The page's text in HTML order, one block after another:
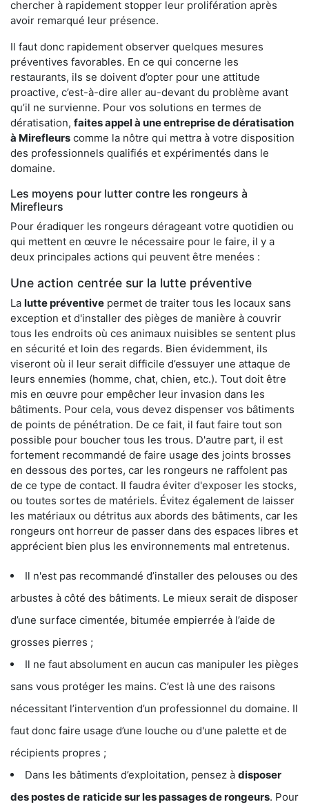
chercher à rapidement stopper leur prolifération après
avoir remarqué leur présence.
Il faut donc rapidement observer quelques mesures
préventives favorables. En ce qui concerne les
restaurants, ils se doivent d’opter pour une attitude
proactive, c’est-à-dire aller au-devant du problème avant
qu’il ne survienne. Pour vos solutions en termes de
dératisation, faites appel à une entreprise de dératisation
à Mirefleurs comme la nôtre qui mettra à votre disposition
des professionnels qualifiés et expérimentés dans le
domaine.
Les moyens pour lutter contre les rongeurs à
Mirefleurs
Pour éradiquer les rongeurs dérageant votre quotidien ou
qui mettent en œuvre le nécessaire pour le faire, il y a
deux principales actions qui peuvent être menées :
Une action centrée sur la lutte préventive
La lutte préventive permet de traiter tous les locaux sans
exception et d'installer des pièges de manière à couvrir
tous les endroits où ces animaux nuisibles se sentent plus
en sécurité et loin des regards. Bien évidemment, ils
viseront où il leur serait difficile d’essuyer une attaque de
leurs ennemies (homme, chat, chien, etc.). Tout doit être
mis en œuvre pour empêcher leur invasion dans les
bâtiments. Pour cela, vous devez dispenser vos bâtiments
de points de pénétration. De ce fait, il faut faire tout son
possible pour boucher tous les trous. D'autre part, il est
fortement recommandé de faire usage des joints brosses
en dessous des portes, car les rongeurs ne raffolent pas
de ce type de contact. Il faudra éviter d'exposer les stocks,
ou toutes sortes de matériels. Évitez également de laisser
les matériaux ou détritus aux abords des bâtiments, car les
rongeurs ont horreur de passer dans des espaces libres et
apprécient bien plus les environnements mal entretenus.
Il n'est pas recommandé d’installer des pelouses ou des
arbustes à côté des bâtiments. Le mieux serait de disposer
d’une surface cimentée, bitumée empierrée à l’aide de
grosses pierres ;
Il ne faut absolument en aucun cas manipuler les pièges
sans vous protéger les mains. C’est là une des raisons
nécessitant l’intervention d’un professionnel du domaine. Il
faut donc faire usage d’une louche ou d'une palette et de
récipients propres ;
Dans les bâtiments d’exploitation, pensez à disposer
des postes de raticide sur les passages de rongeurs. Pour